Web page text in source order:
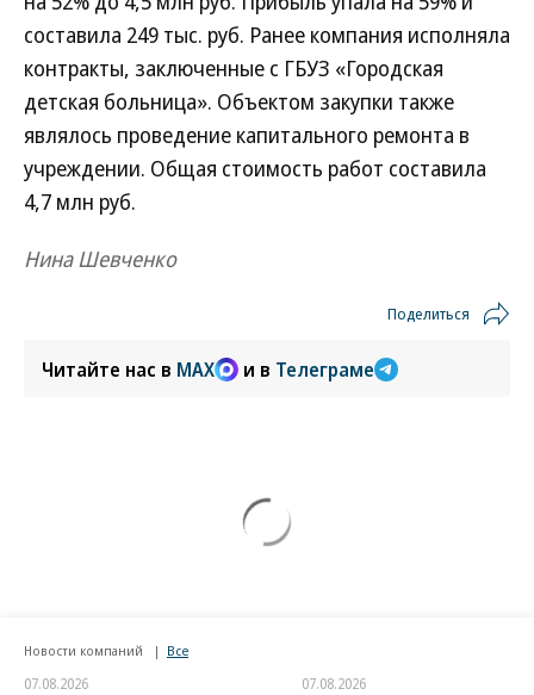
составила 249 тыс. руб. Ранее компания исполняла
контракты, заключенные с ГБУЗ «Городская
детская больница». Объектом закупки также
являлось проведение капитального ремонта в
учреждении. Общая стоимость работ составила
4,7 млн руб.
Нина Шевченко
Поделиться
Читайте нас в MAX и в Телеграме
Новости компаний Все
07.08.2026 07.08.2026